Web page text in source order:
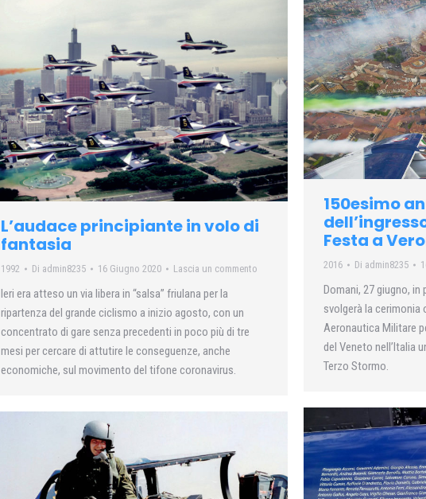
L’audace principiante in volo di
fantasia
1992 Di admin8235 16 Giugno 2020 Lascia un commento
Ieri era atteso un via libera in “salsa” friulana per la
ripartenza del grande ciclismo a inizio agosto, con un
concentrato di gare senza precedenti in poco più di tre
mesi per cercare di attutire le conseguenze, anche
economiche, sul movimento del tifone coronavirus.
150esimo
Festa a
2016 Di admin8235
Domani, 27 giugno, in
svolgerà la cerimonia
Aeronautica Militare
del Veneto nell’Italia
Terzo Stormo.